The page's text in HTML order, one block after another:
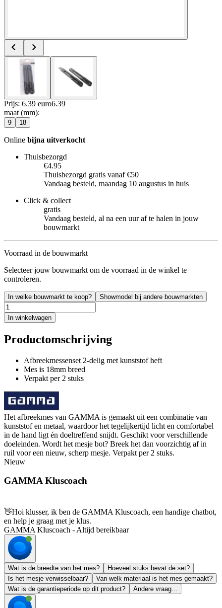
Prijs: 6.39 euro6.39
maat (mm):
9 18
Online bijna uitverkocht
Thuisbezorgd
€4.95
Thuisbezorgd gratis vanaf €50
Vandaag besteld, maandag 10 augustus in huis
Click & collect
gratis
Vandaag besteld, al na een uur af te halen in jouw
bouwmarkt
Voorraad in de bouwmarkt
Selecteer jouw bouwmarkt om de voorraad in de winkel te
controleren.
In welke bouwmarkt te koop? Showmodel bij andere bouwmarkten
In winkelwagen
Productomschrijving
Afbreekmessenset 2-delig met kunststof heft
Mes is 18mm breed
Verpakt per 2 stuks
Het afbreekmes van GAMMA is gemaakt uit een combinatie van
kunststof en metaal, waardoor het tegelijkertijd licht en comfortabel
in de hand ligt én doeltreffend snijdt. Geschikt voor verschillende
doeleinden. Wordt het mesje bot? Breek het dan voorzichtig af in
ruil voor een nieuw, scherp mesje. Verpakt per 2 stuks.
Nieuw
GAMMA Kluscoach
👋Hoi klusser, ik ben de GAMMA Kluscoach, een handige chatbot,
en help je graag met je klus.
GAMMA Kluscoach - Altijd bereikbaar
Wat is de breedte van het mes?
Hoeveel stuks bevat de set?
Is het mesje verwisselbaar?
Van welk materiaal is het mes gemaakt?
Wat is de garantieperiode op dit product?
Andere vraag...